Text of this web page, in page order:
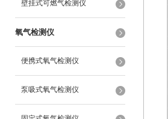
壁挂式可燃气检测仪
氧气检测仪
便携式氧气检测仪
泵吸式氧气检测仪